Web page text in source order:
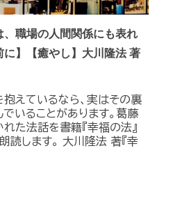
、職場の人間関係にも表れ
に】【癒やし】大川隆法 著
えているなら、実はその裏
いることがあります。葛藤
た法話を書籍『幸福の法』
読します。 大川隆法 著『幸